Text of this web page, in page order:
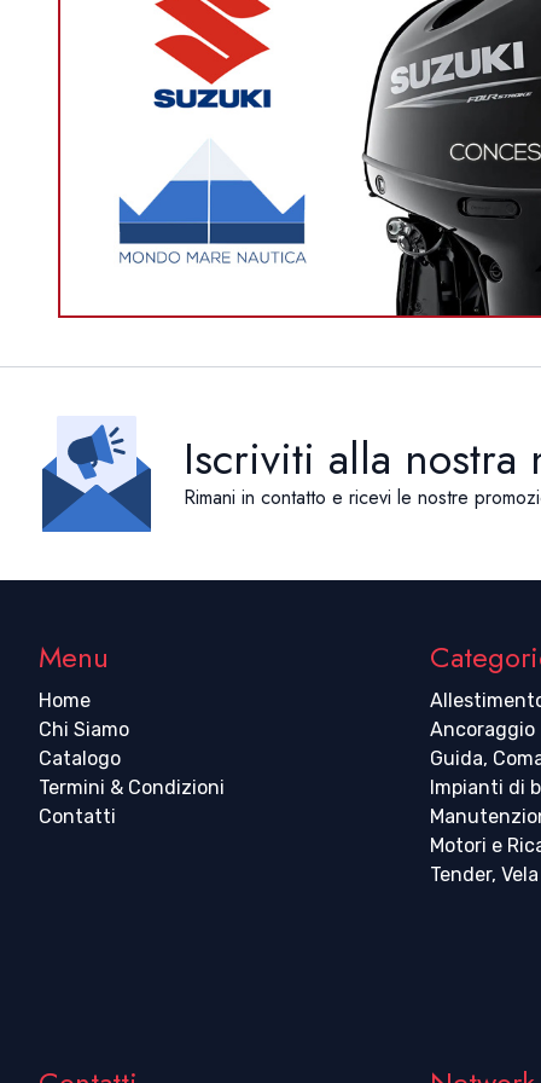
Iscriviti alla nostra
Rimani in contatto e ricevi le nostre
Menu
Home
Chi Siamo
Catalogo
Termini & Condizioni
Contatti
Ancoraggio
Guida,
Impianti di
Motori e
Tender,